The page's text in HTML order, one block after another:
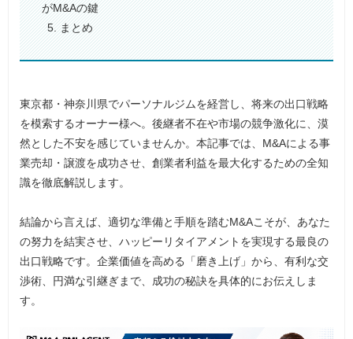
がM&Aの鍵
5. まとめ
東京都・神奈川県でパーソナルジムを経営し、将来の出口戦略
を模索するオーナー様へ。後継者不在や市場の競争激化に、漠
然とした不安を感じていませんか。本記事では、M&Aによる事
業売却・譲渡を成功させ、創業者利益を最大化するための全知
識を徹底解説します。
結論から言えば、適切な準備と手順を踏むM&Aこそが、あなた
の努力を結実させ、ハッピーリタイアメントを実現する最良の
出口戦略です。企業価値を高める「磨き上げ」から、有利な交
渉術、円満な引継ぎまで、成功の秘訣を具体的にお伝えしま
す。